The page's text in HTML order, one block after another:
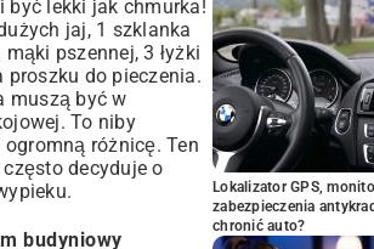
być lekki jak chmurka!
jaj, 1 szklanka
pszennej, 3 łyżki
proszku do pieczenia.
muszą być w
To niby
różnicę. Ten
decyduje o
budyniowy
Lokalizator GPS,
zabezpieczenia
chronić auto?